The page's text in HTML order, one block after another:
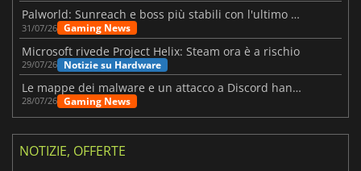
Palworld: Sunreach e boss più stabili con l'ultimo update
31/07/26 Gaming News
Microsoft rivede Project Helix: Steam ora è a rischio
29/07/26 Notizie su Hardware
Le mappe dei malware e un attacco a Discord hanno colpito Meccha Chameleon
28/07/26 Gaming News
NOTIZIE, OFFERTE